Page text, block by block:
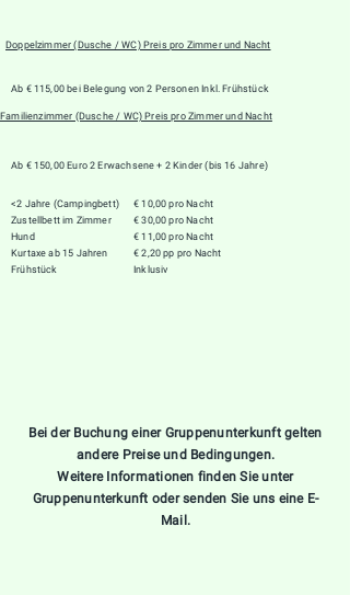
Doppelzimmer (Dusche / WC) Preis pro Zimmer und Nacht
Ab € 115,00 bei Belegung von 2 Personen Inkl. Frühstück
Familienzimmer (Dusche / WC) Preis pro Zimmer und Nacht
Ab € 150,00 Euro 2 Erwachsene + 2 Kinder (bis 16 Jahre)
<2 Jahre (Campingbett)
Zustellbett im Zimmer
Hund
Kurtaxe ab 15 Jahren
Frühstück
€ 10,00 pro Nacht
€ 30,00 pro Nacht
€ 11,00 pro Nacht
€ 2,20 pp pro Nacht
Inklusiv
Bei der Buchung einer Gruppenunterkunft gelten
andere Preise und Bedingungen.
Weitere Informationen finden Sie unter
Gruppenunterkunft oder senden Sie uns eine E-
Mail.